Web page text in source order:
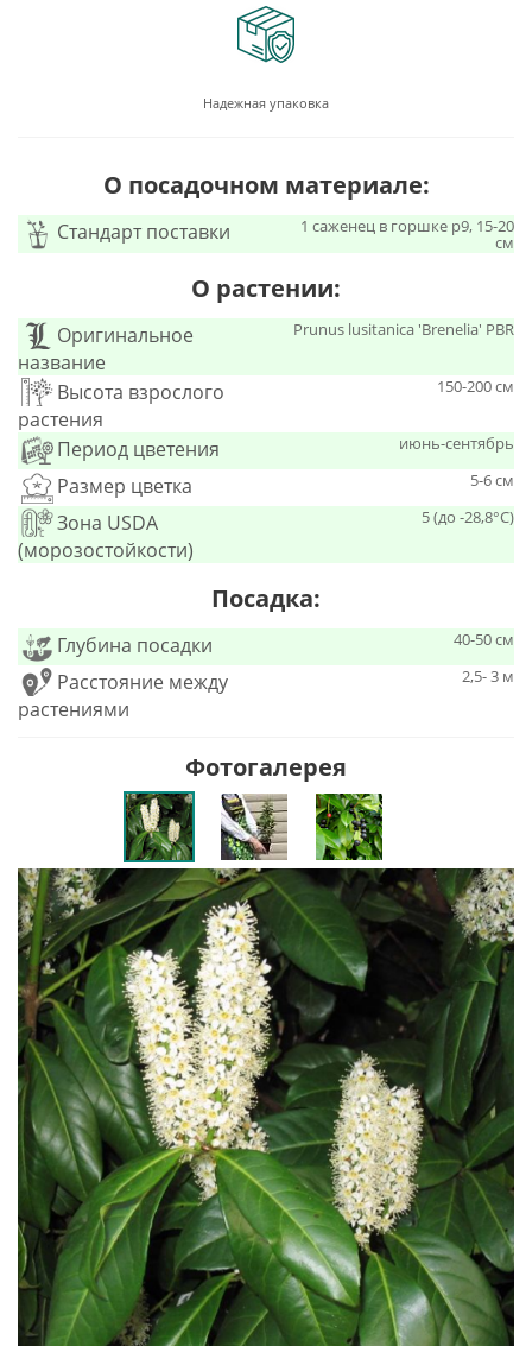
Надежная упаковка
О посадочном материале:
Стандарт поставки 1 саженец в горшке p9, 15-20
см
О растении:
Оригинальное
название
Prunus lusitanica 'Brenelia' PBR
Высота взрослого
растения
150-200 см
Период цветения июнь-сентябрь
Размер цветка 5-6 см
Зона USDA
(морозостойкости)
5 (до -28,8°С)
Посадка:
Глубина посадки 40-50 см
Расстояние между
растениями
2,5- 3 м
Фотогалерея